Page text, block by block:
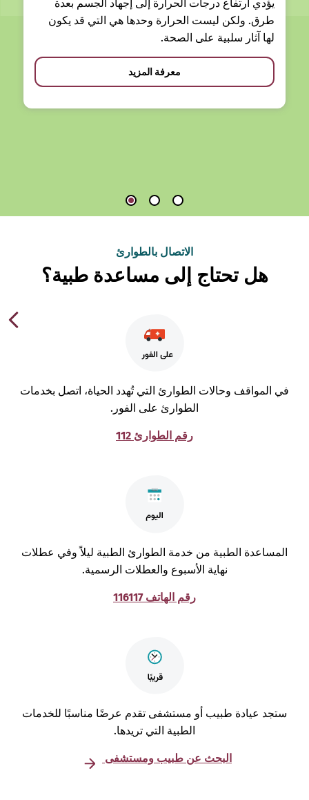
يؤدي ارتفاع درجات الحرارة إلى إجهاد الجسم بعدة
طرق. ولكن ليست الحرارة وحدها هي التي قد يكون
لها آثار سلبية على الصحة.
معرفة المزيد
الاتصال بالطوارئ
هل تحتاج إلى مساعدة طبية؟
المواقف وحالات الطوارئ التي تُهدد الحياة، اتصل بخدمات
الطوارئ على الفور.
رقم الطوارئ 112
الطبية من خدمة الطوارئ الطبية ليلاً وفي عطلات
نهاية الأسبوع والعطلات الرسمية.
رقم الهاتف 116117
عيادة طبيب أو مستشفى تقدم عرضًا مناسبًا للخدمات
الطبية التي تريدها.
البحث عن طبيب ومستشفى